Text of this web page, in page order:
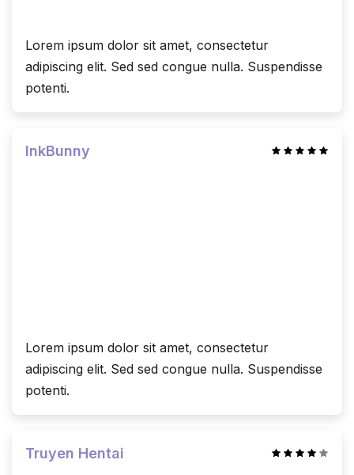
Lorem ipsum dolor sit amet, consectetur
adipiscing elit. Sed sed congue nulla. Suspendisse
potenti.
InkBunny
Lorem ipsum dolor sit amet, consectetur
adipiscing elit. Sed sed congue nulla. Suspendisse
potenti.
Truyen Hentai